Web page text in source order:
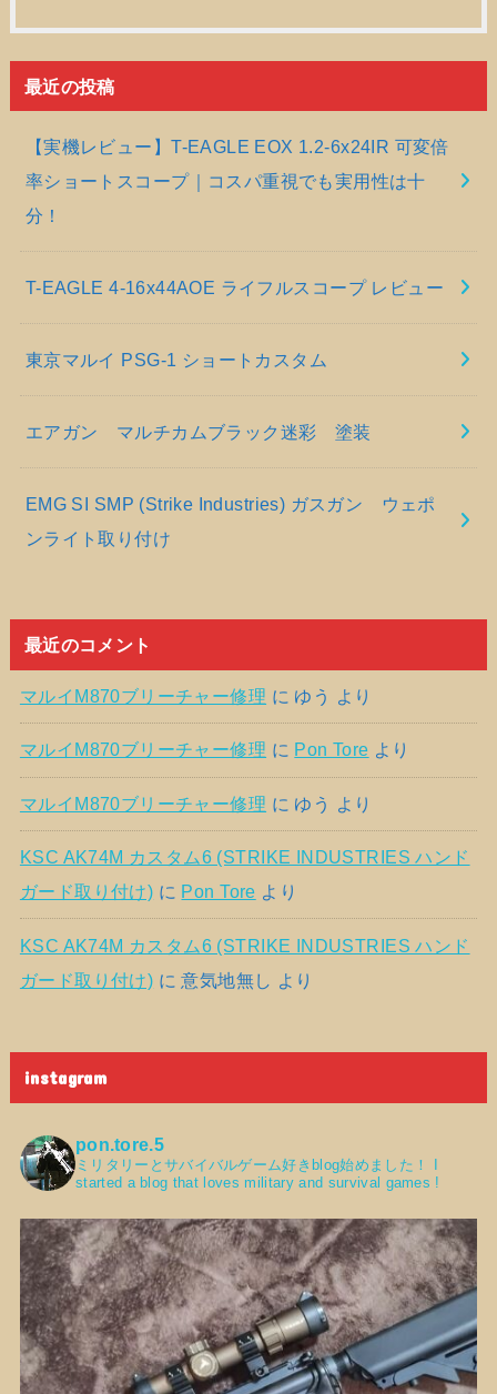
最近の投稿
【実機レビュー】T-EAGLE EOX 1.2-6x24IR 可変倍
率ショートスコープ｜コスパ重視でも実用性は十
分！
T-EAGLE 4-16x44AOE ライフルスコープ レビュー
東京マルイ PSG-1 ショートカスタム
エアガン マルチカムブラック迷彩 塗装
EMG SI SMP (Strike Industries) ガスガン ウェポ
ンライト取り付け
最近のコメント
マルイM870ブリーチャー修理 に ゆう より
マルイM870ブリーチャー修理 に Pon Tore より
マルイM870ブリーチャー修理 に ゆう より
KSC AK74M カスタム6 (STRIKE INDUSTRIES ハンド
ガード取り付け) に Pon Tore より
KSC AK74M カスタム6 (STRIKE INDUSTRIES ハンド
ガード取り付け) に意気地無し より
instagram
pon.tore.5
ミリタリーとサバイバルゲーム好きblog始めました！
started a blog that loves military and survival games !